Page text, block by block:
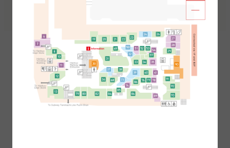
South Area
2F 1F
North Area
2F 1F